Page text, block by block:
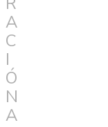
A
C
I
Ó
N
A